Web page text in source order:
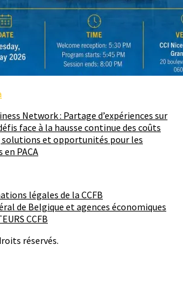
Network : Partage d’expériences sur
face à la hausse continue des coûts
solutions et opportunités pour les
PACA
légales de la CCFB
de Belgique et agences économiques
CCFB
réservés.